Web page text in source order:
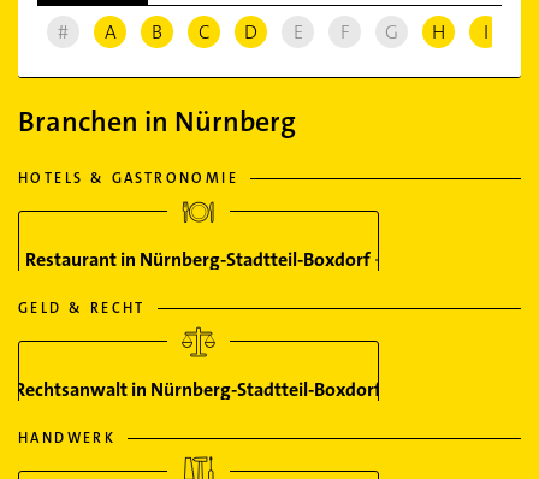
# A B C D E F G H I
Branchen in Nürnberg
HOTELS & GASTRONOMIE
Restaurant in Nürnberg-Stadtteil-Boxdorf
GELD & RECHT
Rechtsanwalt in Nürnberg-Stadtteil-Boxdorf
HANDWERK